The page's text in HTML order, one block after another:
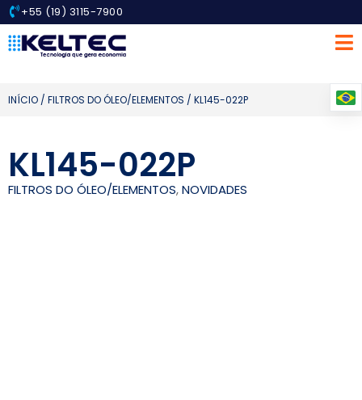
+55 (19) 3115-7900
INÍCIO / FILTROS DO ÓLEO/ELEMENTOS / KL145-022P
KL145-022P
FILTROS DO ÓLEO/ELEMENTOS,NOVIDADES